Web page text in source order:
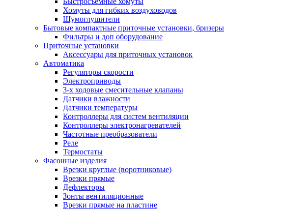
Хомуты для гибких воздуховодов
Шумоглушители
Бытовые компактные приточные установки, бризеры
Фильтры и доп оборудование
Приточные установки
Аксессуары для приточных установок
Автоматика
Регуляторы скорости
Электроприводы
3-х ходовые смесительные клапаны
Датчики влажности
Датчики температуры
Контроллеры для систем вентиляции
Контроллеры электронагревателей
Частотные преобразователи
Реле
Термостаты
Фасонные изделия
Врезки круглые (воротниковые)
Врезки прямые
Дефлекторы
Зонты вентиляционные
Врезки прямые на пластине